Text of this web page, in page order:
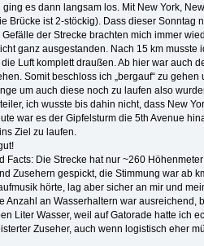
ging es dann langsam los. Mit New York,
Brücke ist 2-stöckig). Dass dieser
der Strecke brachten mich immer
ganz ausgestanden. Nach 15 km
Luft komplett draußen. Ab hier war auch
Somit beschloss ich „bergauf“ zu
um auch diese noch zu laufen also
ich wusste bis dahin nicht, dass New
war es der Gipfelsturm die 5th Avenue
Ziel zu laufen.
Facts: Die Strecke hat nur ~260
Zusehern gespickt, die Stimmung war ab
hörte, lag aber sicher an mir und
Anzahl an Wasserhaltern war
Liter Wasser, weil auf Gatorade hatte ich
Zuseher, auch wenn logistisch eher